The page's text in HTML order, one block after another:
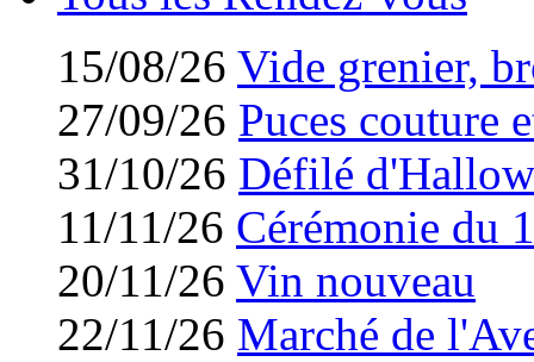
15/08/26 Vide grenier,
27/09/26 Puces couture
31/10/26 Défilé
11/11/26 Cérémonie du
20/11/26 Vin nouveau
22/11/26 Marché de